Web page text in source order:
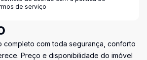
de serviço
completo com toda segurança, conforto
Preço e disponibilidade do imóvel